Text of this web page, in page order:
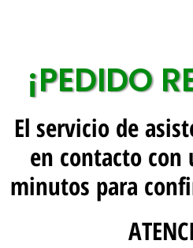
¡PEDIDO
El servicio de
en contacto con
minutos para